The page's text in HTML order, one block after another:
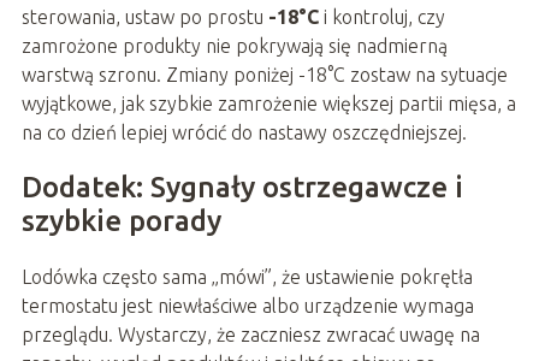
sterowania, ustaw po prostu -18°Ci kontroluj, czy
zamrożone produkty nie pokrywają się nadmierną
warstwą szronu. Zmiany poniżej -18°C zostaw na sytuacje
wyjątkowe, jak szybkie zamrożenie większej partii mięsa, a
na co dzień lepiej wrócić do nastawy oszczędniejszej.
Dodatek: Sygnały ostrzegawcze i
szybkie porady
Lodówka często sama „mówi”, że ustawienie pokrętła
termostatu jest niewłaściwe albo urządzenie wymaga
przeglądu. Wystarczy, że zaczniesz zwracać uwagę na